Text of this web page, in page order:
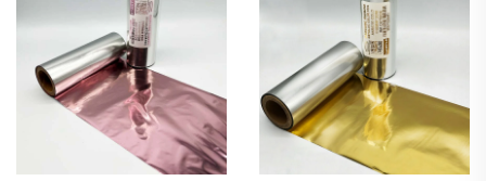
ทางสายตาและความทนทาน ทำให้สามารถใช้งานได้
อย่างหลากหลายทั้งในหมู่มืออาชีพและผู้ที่ชื่นชอบงาน
ฝีมือ
1.1 ผิวเคลือบเมทัลลิกสดใส เพื่อความน่าดึงดูด
ระดับพรีเมียม